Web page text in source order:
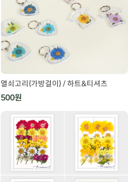
열쇠고리(가방걸이) / 하트&티셔츠
500원